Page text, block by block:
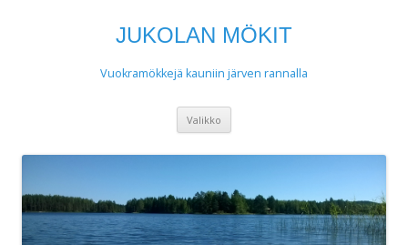
JUKOLAN MÖKIT
Vuokramökkejä kauniin järven rannalla
Valikko